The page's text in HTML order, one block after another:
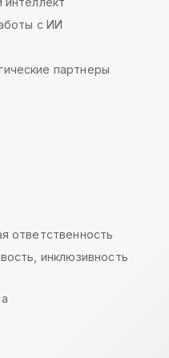
с ИИ
партнеры
ответственность
инклюзивность